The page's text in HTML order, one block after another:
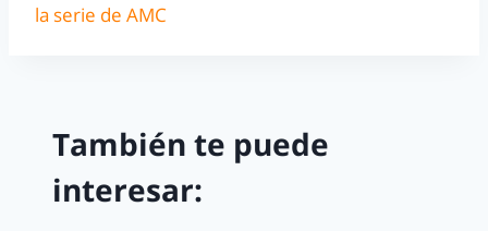
la serie de AMC
También te puede
interesar: